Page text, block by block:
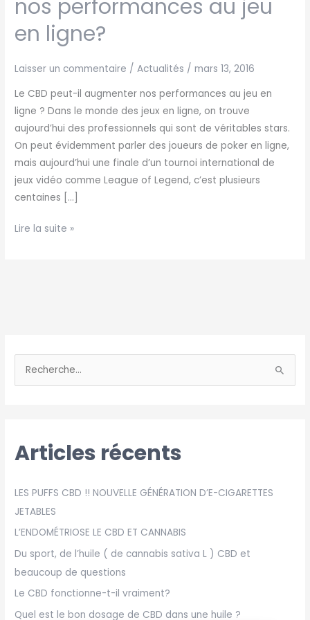
nos performances au jeu
en ligne?
Laisser un commentaire /Actualités /mars 13, 2016
Le CBD peut-il augmenter nos performances au jeu en
ligne ? Dans le monde des jeux en ligne, on trouve
aujourd’hui des professionnels qui sont de véritables stars.
On peut évidemment parler des joueurs de poker en ligne,
mais aujourd’hui une finale d’un tournoi international de
jeux vidéo comme League of Legend, c’est plusieurs
centaines […]
peut-
il
augmenter
nos
au
jeu
en
ligne?
Lire la suite »
e
e
r
:
Articles récents
LES PUFFS CBD !! NOUVELLE GÉNÉRATION D’E-CIGARETTES
JETABLES
L’ENDOMÉTRIOSE LE CBD ET CANNABIS
Du sport, de l’huile ( de cannabis sativa L ) CBD et
beaucoup de questions
Le CBD fonctionne-t-il vraiment?
Quel est le bon dosage de CBD dans une huile ?